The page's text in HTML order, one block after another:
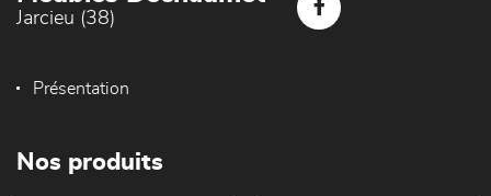
Jarcieu (38)
Présentation
Nos produits